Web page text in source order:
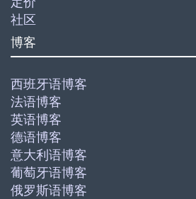
社区
博客
西班牙语博客
法语博客
英语博客
德语博客
意大利语博客
葡萄牙语博客
俄罗斯语博客